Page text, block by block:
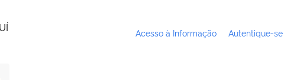
Acesso à Informação Autentique-